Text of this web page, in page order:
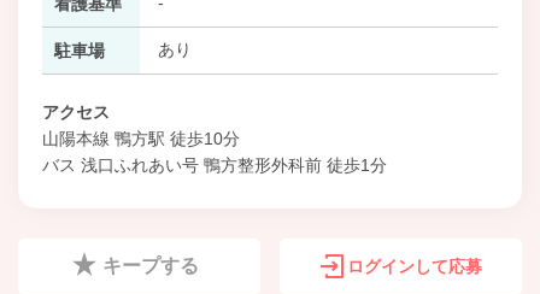
駐車場 あり
アクセス
山陽本線 鴨方駅 徒歩10分
バス 浅口ふれあい号 鴨方整形外科前 徒歩1分
キープする ログインして応募